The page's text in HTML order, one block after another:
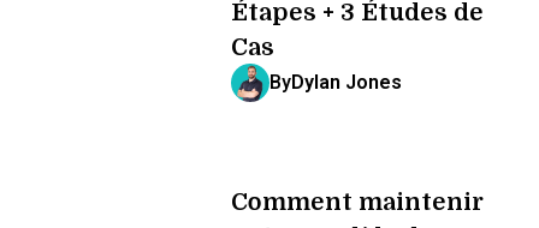
Étapes + 3 Études de
Cas
ByDylan Jones
Comment maintenir